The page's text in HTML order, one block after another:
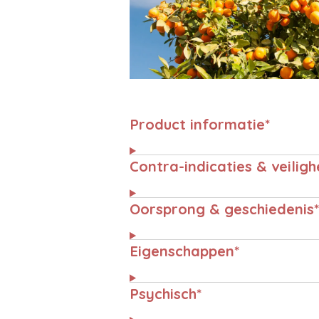
Product informatie*
Contra-indicaties &
Oorsprong & geschiedenis*
Eigenschappen*
Psychisch*